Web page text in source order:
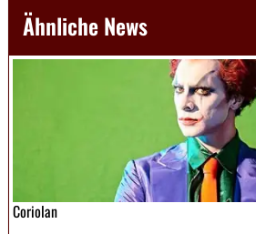
Ähnliche News
Coriolan